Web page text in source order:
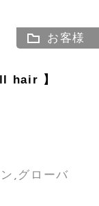
お客様
hair 】
,グローバ